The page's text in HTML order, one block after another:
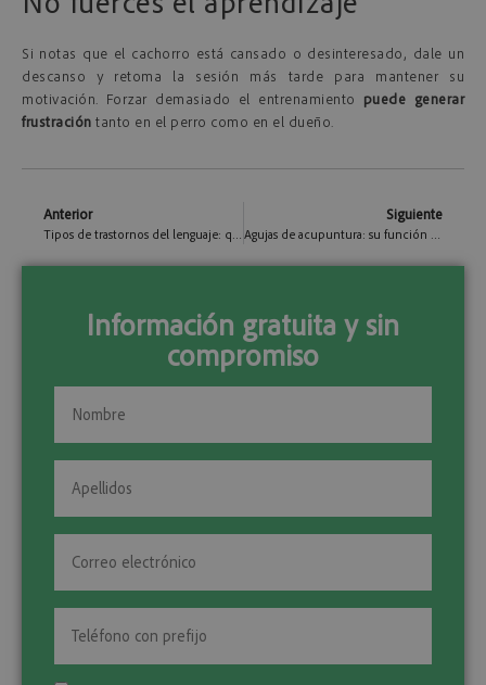
Si notas que el cachorro está cansado o desinteresado, dale un
descanso y retoma la sesión más tarde para mantener su
motivación. Forzar demasiado el entrenamiento puede generar
frustración tanto en el perro como en el dueño.
Anterior
Tipos de trastornos del lenguaje: qué son y ejemplos
Siguiente
Agujas de acupuntura: su función y los tipos que existen
Información gratuita y sin
compromiso
(Obligatorio)
(Obligatorio)
(Obligatorio)
(Obligatorio)